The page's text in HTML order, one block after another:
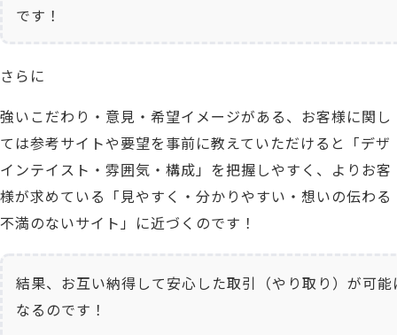
です！
さらに
強いこだわり ・意見・希望イメージがある、 お客様に関し
ては参考サイトや要望を事前に教えていただけると「デザ
インテイスト・雰囲気・構成」を把握しやすく、 よりお客
様が求めている「見やすく・分かりやすい・想いの伝わる
不満のないサイト」に近づくのです！
結果、お互い納得して安心した取引（やり取り）が可能
なるのです！